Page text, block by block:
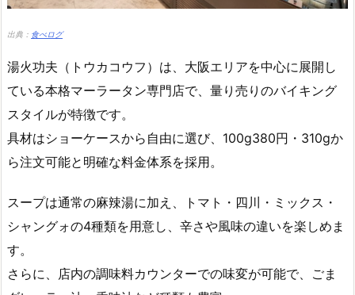
出典： 食べログ
湯火功夫（トウカコウフ）は、大阪エリアを中心に展開し
ている本格マーラータン専門店で、量り売りのバイキング
スタイルが特徴です。
具材はショーケースから自由に選び、100g380円・310gか
ら注文可能と明確な料金体系を採用。
スープは通常の麻辣湯に加え、トマト・四川・ミックス・
シャングォの4種類を用意し、辛さや風味の違いを楽しめま
す。
さらに、店内の調味料カウンターでの味変が可能で、ごま